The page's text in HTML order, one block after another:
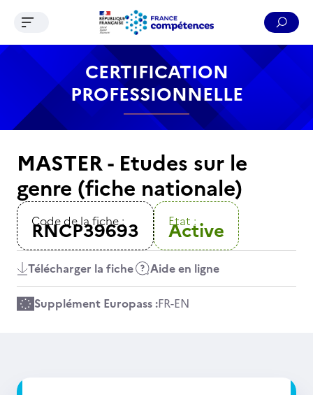
Contenu Recherche Menu Pied de page
Ouvrir le menu de navigation
CERTIFICATION
PROFESSIONNELLE
MASTER - Etudes sur le
genre (fiche nationale)
Code de la fiche :
RNCP39693 Etat :
Active
Télécharger la fiche Aide en ligne
Supplément Europass :FR-EN